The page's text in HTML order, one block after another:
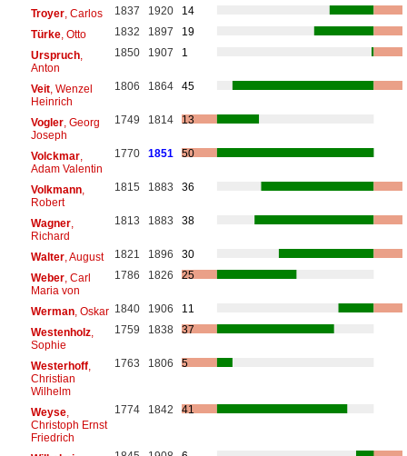
Troyer, Carlos 1837 1920
14
Türke, Otto 1832 1897
19
Urspruch,
Anton
1850 1907 1
Veit, Wenzel
Heinrich
1806 1864 45
Vogler, Georg
Joseph
1749 1814 13
Volckmar,
Adam Valentin
1770 1851 50
Volkmann,
Robert
1815 1883 36
Wagner,
Richard
1813 1883 38
Walter, August 1821 1896
30
Weber, Carl
Maria von
1786 1826 25
Werman, Oskar 1840 1906
11
Westenholz,
Sophie
1759 1838 37
Westerhoff,
Christian
Wilhelm
1763 1806 5
Weyse,
Christoph Ernst
Friedrich
1774 1842 41